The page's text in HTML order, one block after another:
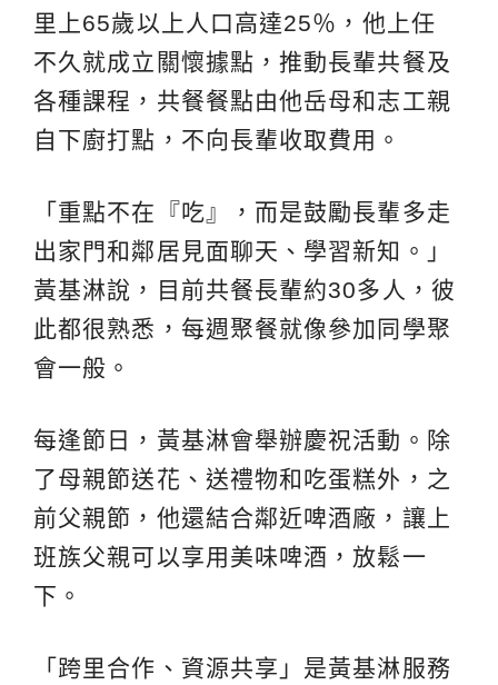
里上65歲以上人口高達25％，他上任
不久就成立關懷據點，推動長輩共餐及
各種課程，共餐餐點由他岳母和志工親
自下廚打點，不向長輩收取費用。
「重點不在『吃』，而是鼓勵長輩多走
出家門和鄰居見面聊天、學習新知。」
黃基淋說，目前共餐長輩約30多人，彼
此都很熟悉，每週聚餐就像參加同學聚
會一般。
每逢節日，黃基淋會舉辦慶祝活動。除
了母親節送花、送禮物和吃蛋糕外，之
前父親節，他還結合鄰近啤酒廠，讓上
班族父親可以享用美味啤酒，放鬆一
下。
「跨里合作、資源共享」是黃基淋服務